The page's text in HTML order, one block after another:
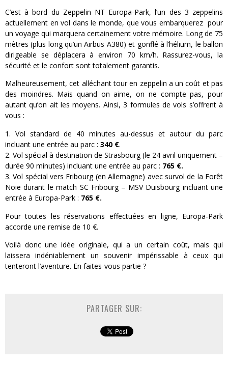
C’est à bord du Zeppelin NT Europa-Park, l’un des 3 zeppelins
actuellement en vol dans le monde, que vous embarquerez pour
un voyage qui marquera certainement votre mémoire. Long de 75
mètres (plus long qu’un Airbus A380) et gonflé à l’hélium, le ballon
dirigeable se déplacera à environ 70 km/h. Rassurez-vous, la
sécurité et le confort sont totalement garantis.
Malheureusement, cet alléchant tour en zeppelin a un coût et pas
des moindres. Mais quand on aime, on ne compte pas, pour
autant qu’on ait les moyens. Ainsi, 3 formules de vols s’offrent à
vous :
Vol standard de 40 minutes au-dessus et autour du parc
incluant une entrée au parc : 340 €.
Vol spécial à destination de Strasbourg (le 24 avril uniquement –
durée 90 minutes) incluant une entrée au parc : 765 €.
Vol spécial vers Fribourg (en Allemagne) avec survol de la Forêt
Noie durant le match SC Fribourg – MSV Duisbourg incluant une
entrée à Europa-Park : 765 €.
Pour toutes les réservations effectuées en ligne, Europa-Park
accorde une remise de 10 €.
Voilà donc une idée originale, qui a un certain coût, mais qui
laissera indéniablement un souvenir impérissable à ceux qui
tenteront l’aventure. En faites-vous partie ?
PARTAGER SUR: